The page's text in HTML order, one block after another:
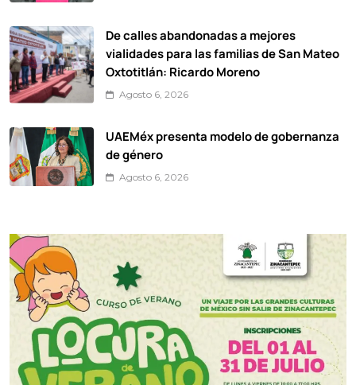
De calles abandonadas a mejores
vialidades para las familias de San Mateo
Oxtotitlán: Ricardo Moreno
Agosto 6, 2026
UAEMéx presenta modelo de gobernanza
de género
Agosto 6, 2026